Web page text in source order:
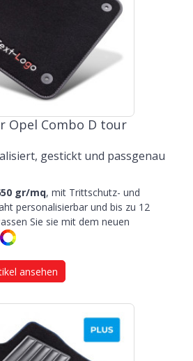
Opel Combo D tour
gestickt und passgenau
gr/mq, mit Trittschutz- und
personalisierbar und bis zu 12
Sie sie mit dem neuen
ansehen